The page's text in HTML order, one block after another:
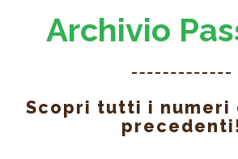
Archivio
Scopri tutti i numeri